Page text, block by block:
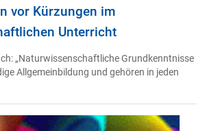
vor Kürzungen im
Unterricht
„Naturwissenschaftliche Grundkenntnisse
Allgemeinbildung und gehören in jeden